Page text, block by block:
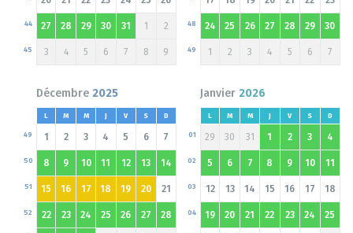
27
44 28 29 30 31 1 2
3
45 4 5 6 7 8 9
24
48 25 26 27 28 29 30
1
49 2 3 4 5 6 7
Décembre 2025
L M M J V S D
1
49 2 3 4 5 6 7
8
50 9 10 11 12 13 14
15
51 16 17 18 19 20 21
22
52 23 24 25 26 27 28
Janvier 2026
L M M J V S D
29
01 30 31 1 2 3 4
5
02 6 7 8 9 10 11
12
03 13 14 15 16 17 18
19
04 20 21 22 23 24 25